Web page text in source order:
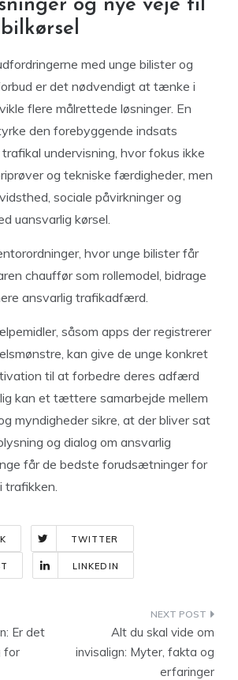
og nye veje til
med unge bilister og
er det nødvendigt at tænke i
flere målrettede løsninger. En
den forebyggende indsats
undervisning, hvor fokus ikke
og tekniske færdigheder, men
sociale påvirkninger og
uansvarlig kørsel.
hvor unge bilister får
chauffør som rollemodel, bidrage
ansvarlig trafikadfærd.
såsom apps der registrerer
kan give de unge konkret
til at forbedre deres adfærd
kan et tættere samarbejde mellem
myndigheder sikre, at der bliver sat
og dialog om ansvarlig
får de bedste forudsætninger for
trafikken.
TWITTER
LINKEDIN
Er det
for
Alt du skal vide om
invisalign: Myter, fakta og
erfaringer